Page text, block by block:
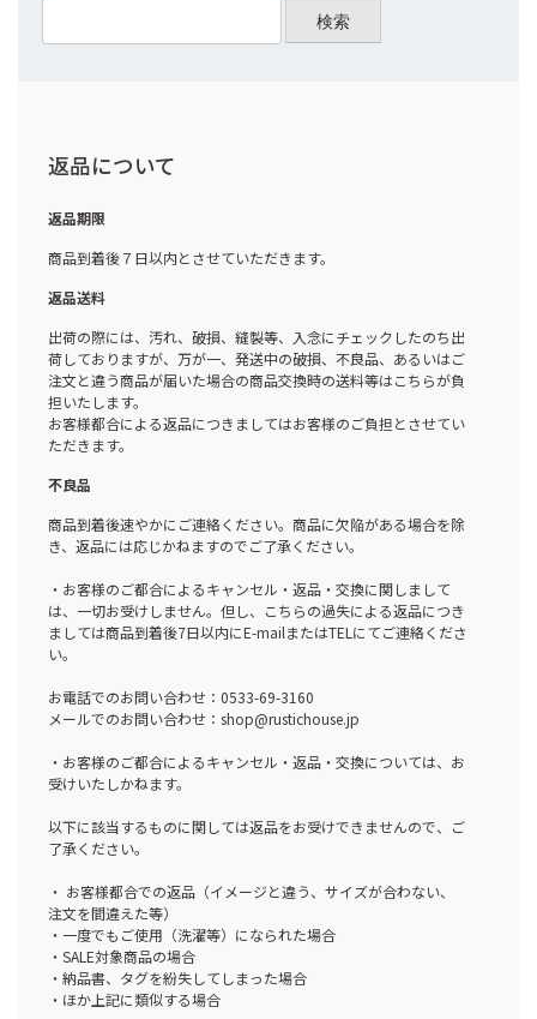
検索
返品について
返品期限
商品到着後７日以内とさせていただきます。
返品送料
出荷の際には、汚れ、破損、縫製等、入念にチェックしたのち出
荷しておりますが、万が一、発送中の破損、不良品、あるいはご
注文と違う商品が届いた場合の商品交換時の送料等はこちらが負
担いたします。
お客様都合による返品につきましてはお客様のご負担とさせてい
ただきます。
不良品
商品到着後速やかにご連絡ください。商品に欠陥がある場合を除
き、返品には応じかねますのでご了承ください。
・お客様のご都合によるキャンセル・返品・交換に関しまして
は、一切お受けしません。但し、こちらの過失による返品につき
ましては商品到着後7日以内にE-mailまたはTELにてご連絡くださ
い。
お電話でのお問い合わせ：0533-69-3160
メールでのお問い合わせ：shop@rustichouse.jp
・お客様のご都合によるキャンセル・返品・交換については、お
受けいたしかねます。
以下に該当するものに関しては返品をお受けできませんので、ご
了承ください。
・ お客様都合での返品（イメージと違う、サイズが合わない、
注文を間違えた等）
・一度でもご使用（洗濯等）になられた場合
・SALE対象商品の場合
・納品書、タグを紛失してしまった場合
・ほか上記に類似する場合